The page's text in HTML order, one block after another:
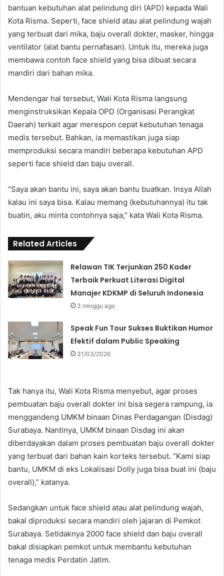
bantuan kebutuhan alat pelindung diri (APD) kepada Wali
Kota Risma. Seperti, face shield atau alat pelindung wajah
yang terbuat dari mika, baju overall dokter, masker, hingga
ventilator (alat bantu pernafasan). Untuk itu, mereka juga
membawa contoh face shield yang bisa dibuat secara
mandiri dari bahan mika.
Mendengar hal tersebut, Wali Kota Risma langsung
menginstruksikan Kepala OPD (Organisasi Perangkat
Daerah) terkait agar merespon cepat kebutuhan tenaga
medis tersebut. Bahkan, ia memastikan juga siap
memproduksi secara mandiri beberapa kebutuhan APD
seperti face shield dan baju overall.
“Saya akan bantu ini, saya akan bantu buatkan. Insya Allah
kalau ini saya bisa. Kalau memang (kebutuhannya) itu tak
buatin, aku minta contohnya saja,” kata Wali Kota Risma.
Related Articles
Relawan TIK Terjunkan 250 Kader
Terbaik Perkuat Literasi Digital
Manajer KDKMP di Seluruh Indonesia
3 minggu ago
Speak Fun Tour Sukses Buktikan Humor
Efektif dalam Public Speaking
31/03/2026
Tak hanya itu, Wali Kota Risma menyebut, agar proses
pembuatan baju overall dokter ini bisa segera rampung, ia
menggandeng UMKM binaan Dinas Perdagangan (Disdag)
Surabaya. Nantinya, UMKM binaan Disdag ini akan
diberdayakan dalam proses pembuatan baju overall dokter
yang terbuat dari bahan kain korteks tersebut. “Kami siap
bantu, UMKM di eks Lokalisasi Dolly juga bisa buat ini (baju
overall),” katanya.
Sedangkan untuk face shield atau alat pelindung wajah,
bakal diproduksi secara mandiri oleh jajaran di Pemkot
Surabaya. Setidaknya 2000 face shield dan baju overall
bakal disiapkan pemkot untuk membantu kebutuhan
tenaga medis Perdatin Jatim.